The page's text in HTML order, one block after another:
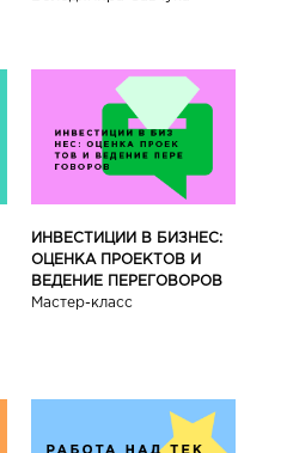
ИНВЕСТИЦИИ В БИЗНЕС:
ОЦЕНКА ПРОЕКТОВ И
ВЕДЕНИЕ ПЕРЕГОВОРОВ
Мастер-класс